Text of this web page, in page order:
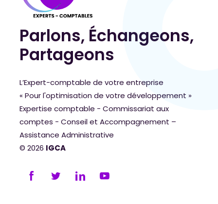
Parlons, Échangeons,
Partageons
L’Expert-comptable de votre entreprise
« Pour l'optimisation de votre développement »
Expertise comptable - Commissariat aux
comptes - Conseil et Accompagnement –
Assistance Administrative
© 2026 IGCA